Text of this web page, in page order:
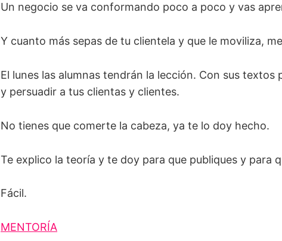
Un negocio se va conformando poco a poco y vas
Y cuanto más sepas de tu clientela y que le moviliza,
El lunes las alumnas tendrán la lección. Con sus
y persuadir a tus clientas y clientes.
No tienes que comerte la cabeza, ya te lo doy hecho.
Te explico la teoría y te doy para que publiques y para
Fácil.
MENTORÍA